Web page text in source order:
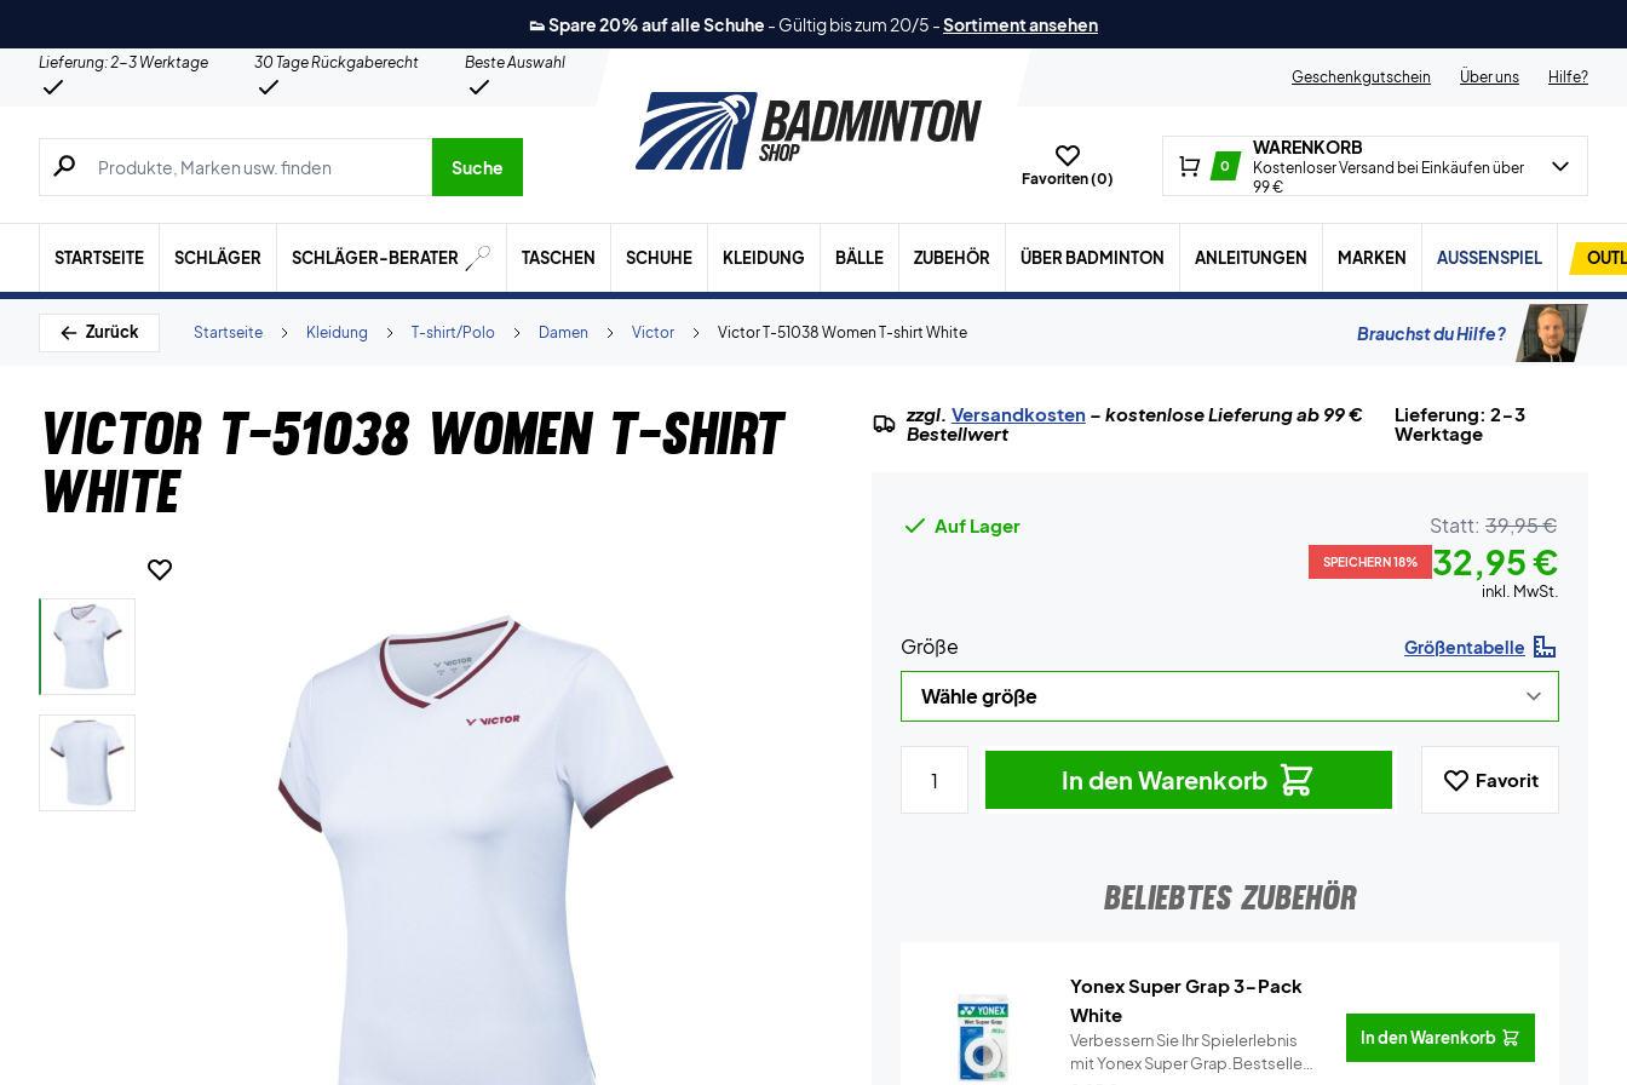
👟 Spare 20% auf alle Schuhe - Gültig bis zum 20/5 -Sortiment ansehen
Lieferung: 2-3 Werktage 30 Tage Rückgaberecht
Beste Auswahl
Geschenkgutschein
Über uns Hilfe?
Suche nach Produkten, Marken usw.
Suche
Favoriten (0)
0
WARENKORB
Kostenloser Versand bei Einkäufen über
99 €
STARTSEITE SCHLÄGER SCHLÄGER-BERATER TASCHEN SCHUHE KLEIDUNG BÄLLE ZUBEHÖR ÜBER BADMINTON ANLEITUNGEN MARKEN AUSSENSPIEL
Zurück Victor T-51038 Women T-shirt White
Victor
Damen
T-shirt/Polo
Kleidung
Startseite Brauchst du Hilfe?
Victor T-51038 Women T-shirt
White
zzgl. Versandkosten– kostenlose Lieferung ab 99 €
Bestellwert
Lieferung: 2-3
Werktage
Auf Lager Statt: 39,95 €
SPEICHERN 18% 32,95 €
inkl. MwSt.
Größe Größentabelle
In den Warenkorb Favorit
BELIEBTES ZUBEHÖR
Yonex Super Grap 3-Pack
White
Verbessern Sie Ihr Spielerlebnis
mit Yonex Super Grap.Bestseller
In den Warenkorb